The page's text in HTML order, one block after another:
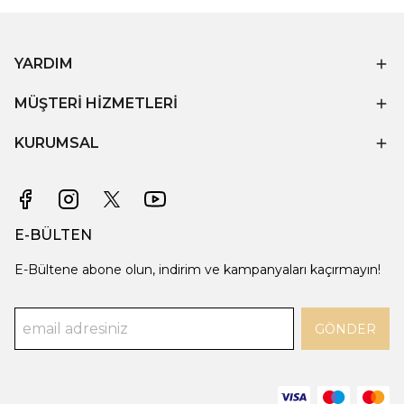
YARDIM
MÜŞTERİ HİZMETLERİ
KURUMSAL
E-BÜLTEN
E-Bültene abone olun, indirim ve kampanyaları kaçırmayın!
GÖNDER